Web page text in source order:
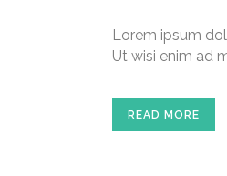
Lorem ipsum
Ut wisi enim ad
READ MORE